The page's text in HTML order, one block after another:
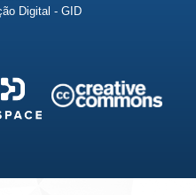
Digital - GID